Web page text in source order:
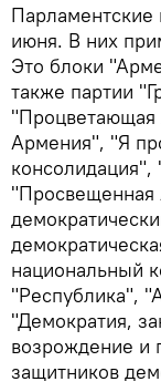
июня. В них
Это блоки
также партии
"Процветающая
Армения", "Я
консолидация",
национальный
"Республика",
"Демократия,
возрождение и
защитников